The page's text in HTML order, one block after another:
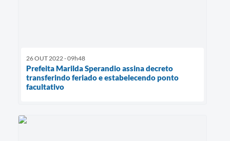
26 OUT 2022 - 09h48
Prefeita Marilda Sperandio assina decreto
transferindo feriado e estabelecendo ponto
facultativo